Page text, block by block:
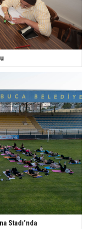
Stadı’nda